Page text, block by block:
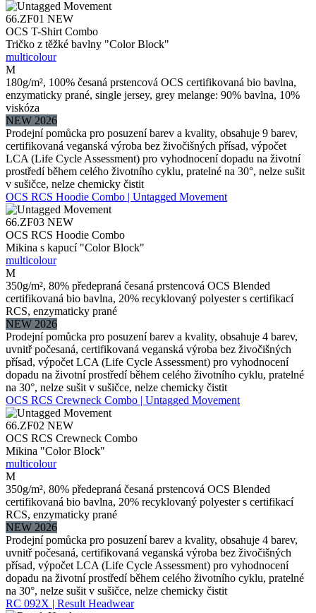
66.ZF01 NEW
OCS T-Shirt Combo
Tričko z těžké bavlny "Color Block"
multicolour
M
180g/m², 100% česaná prstencová OCS certifikovaná bio bavlna,
enzymaticky prané, single jersey, grey melange: 90% bavlna, 10%
viskóza
NEW 2026
Prodejní pomůcka pro posuzení barev a kvality, obsahuje 9 barev,
certifikovaná veganská výroba bez živočišných přísad, výpočet
LCA (Life Cycle Assessment) pro vyhodnocení dopadu na životní
prostředí během celého životního cyklu, pratelné na 30°, nelze sušit
v sušičce, nelze chemicky čistit
OCS RCS Hoodie Combo | Untagged Movement
66.ZF03 NEW
OCS RCS Hoodie Combo
Mikina s kapucí "Color Block"
multicolour
M
350g/m², 80% předepraná česaná prstencová OCS Blended
certifikovaná bio bavlna, 20% recyklovaný polyester s certifikací
RCS, enzymaticky prané
NEW 2026
Prodejní pomůcka pro posuzení barev a kvality, obsahuje 4 barev,
uvnitř počesaná, certifikovaná veganská výroba bez živočišných
přísad, výpočet LCA (Life Cycle Assessment) pro vyhodnocení
dopadu na životní prostředí během celého životního cyklu, pratelné
na 30°, nelze sušit v sušičce, nelze chemicky čistit
OCS RCS Crewneck Combo | Untagged Movement
66.ZF02 NEW
OCS RCS Crewneck Combo
Mikina "Color Block"
multicolour
M
350g/m², 80% předepraná česaná prstencová OCS Blended
certifikovaná bio bavlna, 20% recyklovaný polyester s certifikací
RCS, enzymaticky prané
NEW 2026
Prodejní pomůcka pro posuzení barev a kvality, obsahuje 4 barev,
uvnitř počesaná, certifikovaná veganská výroba bez živočišných
přísad, výpočet LCA (Life Cycle Assessment) pro vyhodnocení
dopadu na životní prostředí během celého životního cyklu, pratelné
na 30°, nelze sušit v sušičce, nelze chemicky čistit
RC 092X | Result Headwear